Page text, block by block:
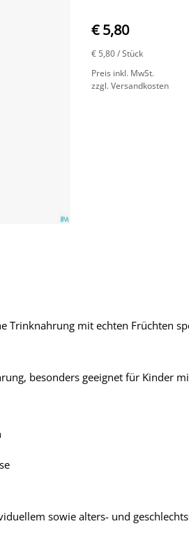
€ 5,80
€ 5,80/ Stück
Preis inkl. MwSt.
zzgl. Versandkosten
mit echten Früchten
besonders geeignet für Kinder
sowie alters- und